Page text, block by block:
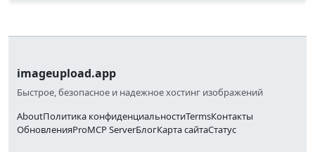
imageupload.app
Быстрое, безопасное и надежное хостинг изображений
AboutПолитика конфиденциальностиTermsКонтакты
ОбновленияProMCP ServerБлогКарта сайтаСтатус